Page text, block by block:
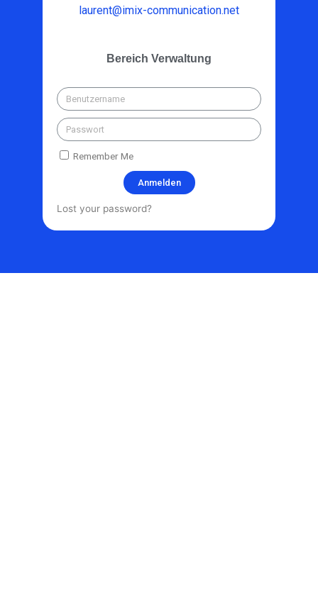
laurent@imix-communication.net
Bereich Verwaltung
Remember Me
Anmelden
Lost your password?